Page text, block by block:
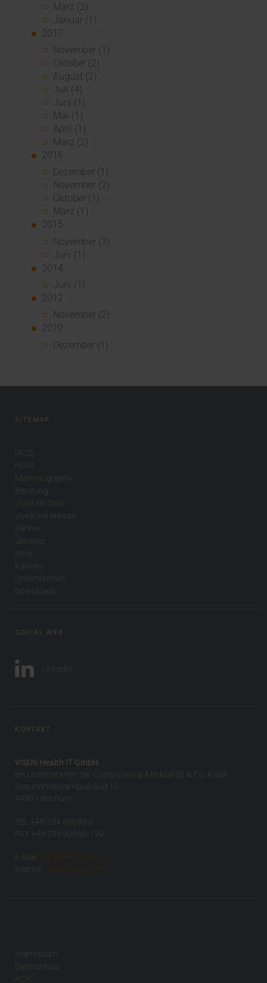
März (2)
Januar (1)
2017
November (1)
Oktober (2)
August (2)
Juli (4)
Juni (1)
Mai (1)
April (1)
März (2)
2016
Dezember (1)
November (2)
Oktober (1)
März (1)
2015
November (3)
Juni (1)
2014
Juni (1)
2012
November (2)
2010
Dezember (1)
SITEMAP
PACS
HCM
Mammography
Beratung
JiveX on Tour
JiveX live erleben
Partner
Services
Blog
Karriere
Unternehmen
Downloads
SOCIAL WEB
LinkedIn
KONTAKT
VISUS Health IT GmbH
ein Unternehmen der CompuGroup Medical SE & Co. KGaA
Gesundheitscampus-Süd 15
44801 Bochum
TEL +49 234 93693-0
FAX +49 234 93693-199
E-Mail:
info(at)visus.com
Internet:
www.visus.com
Impressum
Datenschutz
AGB